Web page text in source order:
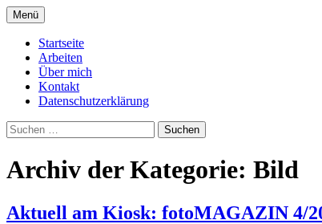
Texte zur Fotografie
Menü Zum
Inhalt
springen
Startseite
Arbeiten
Über mich
Kontakt
Datenschutzerklärung
Suchen
nach:
Archiv der Kategorie: Bild
Aktuell am Kiosk: fotoMAGAZIN 4/